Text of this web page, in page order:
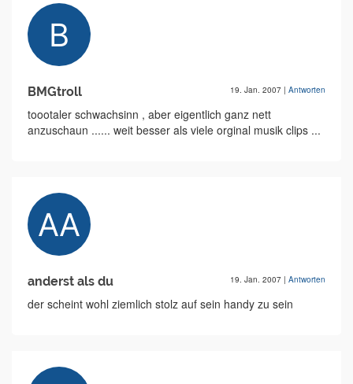
BMGtroll 19. Jan. 2007 | Antworten
toootaler schwachsinn , aber eigentlich ganz nett
anzuschaun ...... weit besser als viele orginal musik clips ...
anderst als du 19. Jan. 2007 | Antworten
der scheint wohl ziemlich stolz auf sein handy zu sein